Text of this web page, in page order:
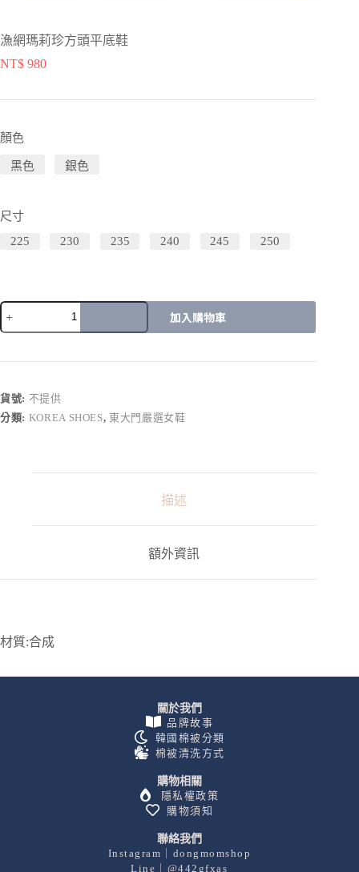
漁網瑪莉珍方頭平底鞋
NT$ 980
顏色
黑色 銀色
尺寸
225
230 235 240 245 250
加入購物車
r
n
a
貨號: 不提供
分類: KOREA SHOES, 東大門嚴選女鞋
描述
額外資訊
材質:合成
關於我們
品牌故事
韓國棉被分類
棉被清洗方式
購物相關
隱私權政策
購物須知
聯絡我們
Instagram｜dongmomshop
Line｜@442gfxas